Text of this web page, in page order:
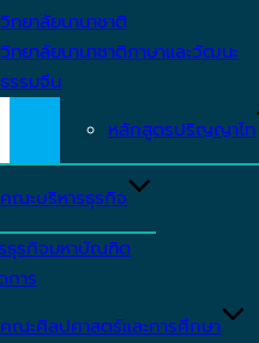
วิทยาลัยนานาชาติ
วิทยาลัยนานาชาติภาษาและวัฒนะ
ธรรมจีน
หลักสูตรปริญญาโท
คณะบริหารธุรกิจ
ธุรกิจมหาบัณฑิต
การ
คณะศิลปศาสตร์และการศึกษา